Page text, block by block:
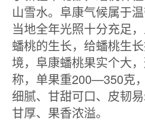
山雪水。阜康气候属于
当地全年光照十分充足
蟠桃的生长，给蟠桃生
境，阜康蟠桃果实个大
称，单果重200—350克
细腻、甘甜可口、皮韧
甘厚、果香浓溢。